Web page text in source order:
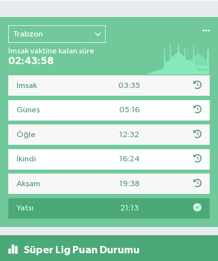
Trabzon
İmsak vaktine kalan süre
02:43:57
İmsak 03:35
Güneş 05:16
Öğle 12:32
İkindi 16:24
Akşam 19:38
Yatsı 21:13
Süper Lig Puan Durumu